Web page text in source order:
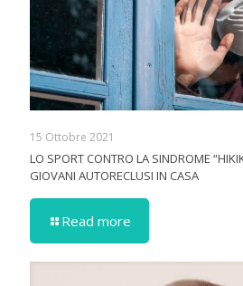
15 Ottobre 2021
LO SPORT CONTRO LA SINDROME
GIOVANI AUTORECLUSI IN CASA
Read more